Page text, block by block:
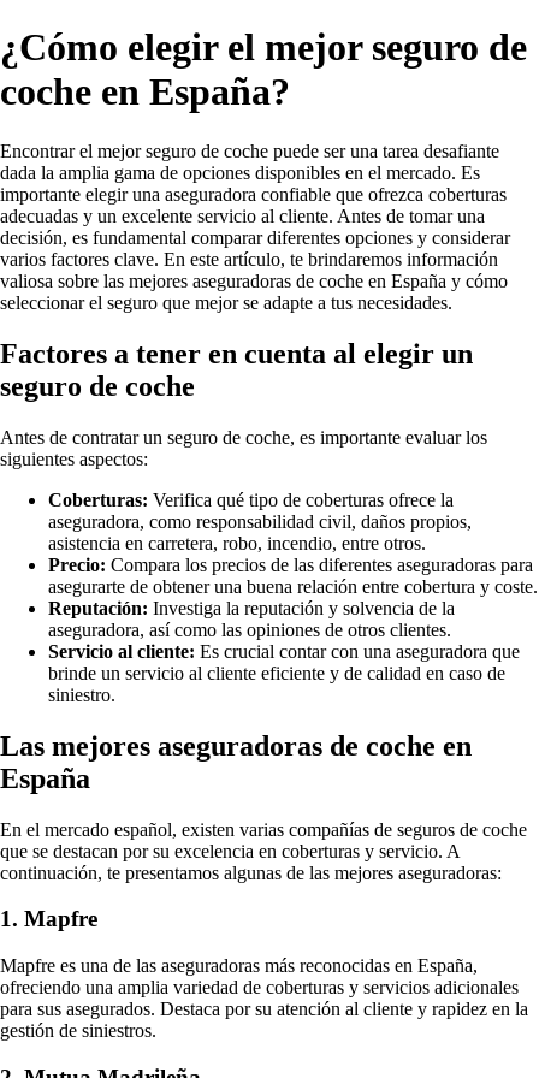
¿Cómo elegir el mejor seguro de
coche en España?
Encontrar el mejor seguro de coche puede ser una tarea desafiante
dada la amplia gama de opciones disponibles en el mercado. Es
importante elegir una aseguradora confiable que ofrezca coberturas
adecuadas y un excelente servicio al cliente. Antes de tomar una
decisión, es fundamental comparar diferentes opciones y considerar
varios factores clave. En este artículo, te brindaremos información
valiosa sobre las mejores aseguradoras de coche en España y cómo
seleccionar el seguro que mejor se adapte a tus necesidades.
Factores a tener en cuenta al elegir un
seguro de coche
Antes de contratar un seguro de coche, es importante evaluar los
siguientes aspectos:
Coberturas: Verifica qué tipo de coberturas ofrece la
aseguradora, como responsabilidad civil, daños propios,
asistencia en carretera, robo, incendio, entre otros.
Precio: Compara los precios de las diferentes aseguradoras para
asegurarte de obtener una buena relación entre cobertura y coste.
Reputación: Investiga la reputación y solvencia de la
aseguradora, así como las opiniones de otros clientes.
Servicio al cliente: Es crucial contar con una aseguradora que
brinde un servicio al cliente eficiente y de calidad en caso de
siniestro.
Las mejores aseguradoras de coche en
España
En el mercado español, existen varias compañías de seguros de coche
que se destacan por su excelencia en coberturas y servicio. A
continuación, te presentamos algunas de las mejores aseguradoras:
1. Mapfre
Mapfre es una de las aseguradoras más reconocidas en España,
ofreciendo una amplia variedad de coberturas y servicios adicionales
para sus asegurados. Destaca por su atención al cliente y rapidez en la
gestión de siniestros.